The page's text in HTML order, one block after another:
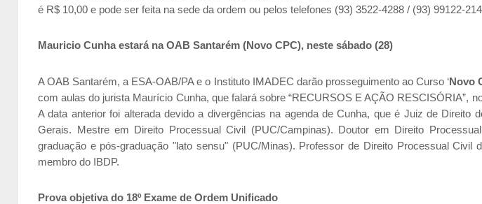
é R$ 10,00 e pode ser feita na sede da ordem ou pelos telefones (93) 3522-4288 / (93) 99122-
Mauricio Cunha estará na OAB Santarém (Novo CPC), neste sábado (28)
A OAB Santarém, a ESA-OAB/PA e o Instituto IMADEC darão prosseguimento ao Curso ‘Novo
com aulas do jurista Maurício Cunha, que falará sobre “RECURSOS E AÇÃO RESCISÓRIA”,
A data anterior foi alterada devido a divergências na agenda de Cunha, que é Juiz de Direito
Gerais. Mestre em Direito Processual Civil (PUC/Campinas). Doutor em Direito
graduação e pós-graduação "lato sensu" (PUC/Minas). Professor de Direito Processual Civil
membro do IBDP.
Prova objetiva do 18º Exame de Ordem Unificado